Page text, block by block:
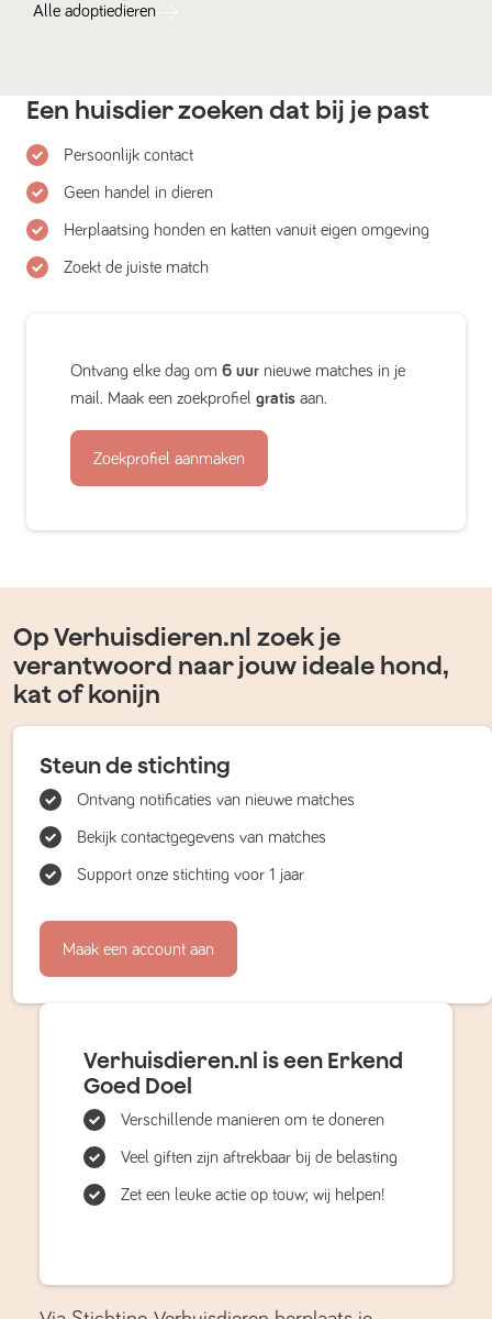
Alle adoptiedieren
Een huisdier zoeken dat bij je past
Persoonlijk contact
Geen handel in dieren
Herplaatsing honden en katten vanuit eigen omgeving
Zoekt de juiste match
Ontvang elke dag om 6 uur nieuwe matches in je
mail. Maak een zoekprofiel gratis aan.
Zoekprofiel aanmaken
Op Verhuisdieren.nl zoek je
verantwoord naar jouw ideale hond,
kat of konijn
Steun de stichting
Ontvang notificaties van nieuwe matches
Bekijk contactgegevens van matches
Support onze stichting voor 1 jaar
Maak een account aan
Verhuisdieren.nl is een Erkend
Goed Doel
Verschillende manieren om te doneren
Veel giften zijn aftrekbaar bij de belasting
Zet een leuke actie op touw; wij helpen!